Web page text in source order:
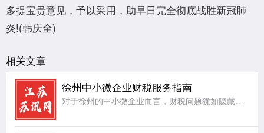
多提宝贵意见，予以采用，助早日完全彻底战胜新冠肺
炎!(韩庆全)
相关文章
徐州中小微企业财税服务指南
对于徐州的中小微企业而言，财税问题犹如隐藏在暗处的礁石，随时可能给企业的稳定航行带来阻碍。首先，账务处理方面，许多中小微企业因人力、资金有限，缺乏专业的会计团队，导致账务混乱，账目不清，影响企业对自身